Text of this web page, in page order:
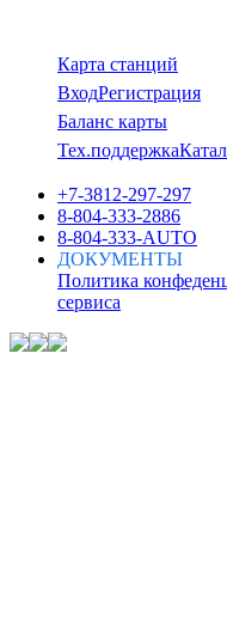
Карта станций
ВходРегистрация
Баланс карты
Тех.поддержка
+7-3812-297-297
8-804-333-2886
8-804-333-AUTO
ДОКУМЕНТЫ
Политика
сервиса